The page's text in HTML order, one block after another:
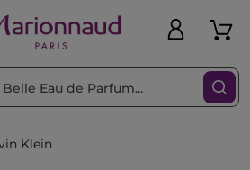
Vône
Klein
Filtrovať